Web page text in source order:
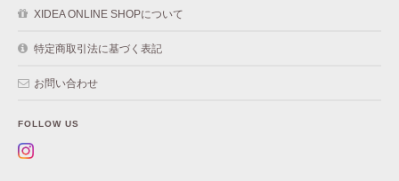
XIDEA ONLINE SHOPについて
特定商取引法に基づく表記
お問い合わせ
FOLLOW US